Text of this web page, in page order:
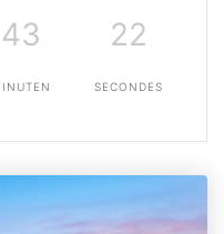
43 22
SECONDES